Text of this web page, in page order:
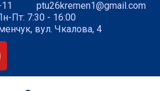
ptu26kremen1@gmail.com
Пт: 7:30 - 16:00
вул. Чкалова, 4